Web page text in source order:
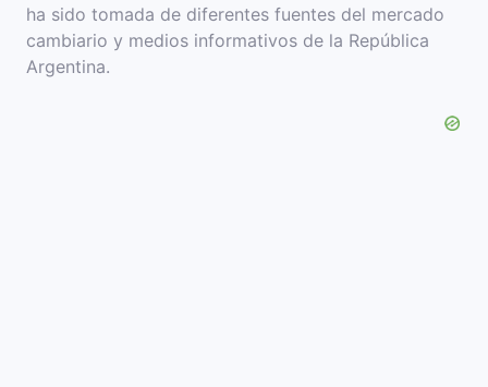
ha sido tomada de diferentes fuentes del mercado
cambiario y medios informativos de la República
Argentina.